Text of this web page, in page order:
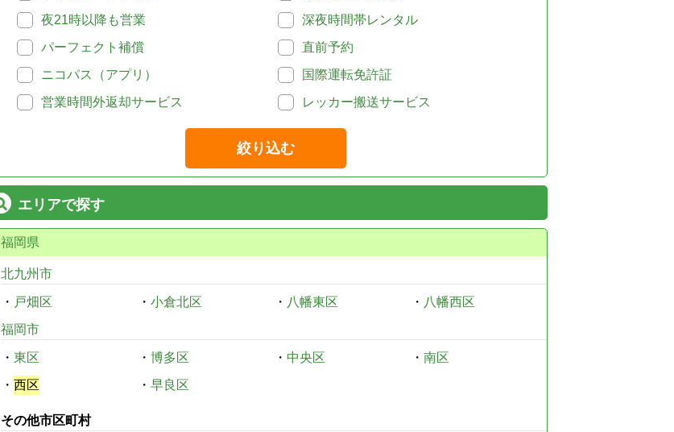
夜21時以降も営業
深夜時間帯レンタル
パーフェクト補償
直前予約
ニコパス（アプリ）
国際運転免許証
営業時間外返却サービス
レッカー搬送サービス
絞り込む
エリアで探す
福岡県
北九州市
・ 戸畑区 ・ 小倉北区 ・ 八幡東区 ・ 八幡西区
福岡市
・ 東区 ・ 博多区 ・ 中央区 ・ 南区
・ 西区 ・ 早良区
その他市区町村